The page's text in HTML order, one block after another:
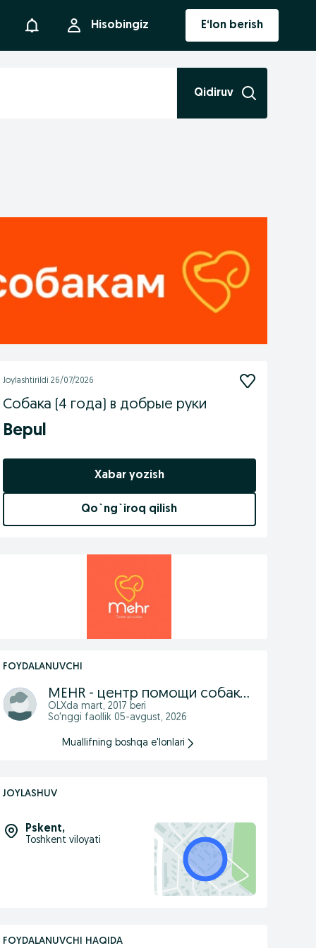
Bildirishnoma Hisobingiz E‘lon berish
Qidiruv
Joylashtirildi 26/07/2026
Собака (4 года) в добрые руки
Bepul
Xabar yozish
Qo`ng`iroq qilish
FOYDALANUVCHI
MEHR - центр помощи собакам
OLXda mart, 2017 beri
So'nggi faollik 05-avgust, 2026
Muallifning boshqa e'lonlari
JOYLASHUV
Pskent,
Toshkent viloyati
FOYDALANUVCHI HAQIDA